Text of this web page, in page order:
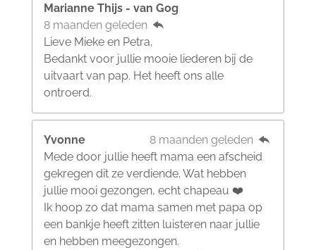
Marianne Thijs - van Gog
8 maanden geleden
Lieve Mieke en Petra,
Bedankt voor jullie mooie liederen bij de
uitvaart van pap. Het heeft ons alle
ontroerd.
Yvonne
8 maanden geleden
Mede door jullie heeft mama een afscheid
gekregen dit ze verdiende. Wat hebben
jullie mooi gezongen, echt chapeau ❤️
Ik hoop zo dat mama samen met papa op
een bankje heeft zitten luisteren naar jullie
en hebben meegezongen.